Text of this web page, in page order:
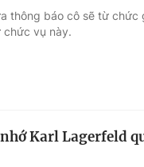
thông báo cô sẽ từ
chức vụ này.
Karl Lagerfeld